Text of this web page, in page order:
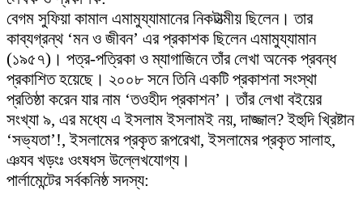
বেগম সুফিয়া কামাল এমামুয্যামানের নিকটাত্মীয় ছিলেন। তার
কাব্যগ্রন্থ ‘মন ও জীবন’ এর প্রকাশক ছিলেন এমামুয্যামান
(১৯৫৭)। পত্র-পত্রিকা ও ম্যাগাজিনে তাঁর লেখা অনেক প্রবন্ধ
প্রকাশিত হয়েছে। ২০০৮ সনে তিনি একটি প্রকাশনা সংস্থা
প্রতিষ্ঠা করেন যার নাম ‘তওহীদ প্রকাশন’। তাঁর লেখা বইয়ের
সংখ্যা ৯, এর মধ্যে এ ইসলাম ইসলামই নয়, দাজ্জাল? ইহুদি খ্রিষ্টান
‘সভ্যতা’!, ইসলামের প্রকৃত রূপরেখা, ইসলামের প্রকৃত সালাহ,
ঞযব খড়ংঃ ওংষধস উল্লেখযোগ্য।
পার্লামেন্টের সর্বকনিষ্ঠ সদস্য: